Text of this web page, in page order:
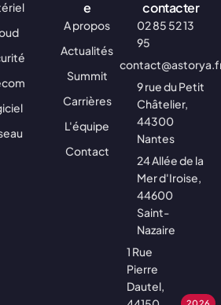
e
A propos
Actualités
Summit
Carrières
L'équipe
Contact
contacter
02 85 52 13
95
9 rue du Petit
Châtelier,
44300
Nantes
24 Allée de la
Mer d'Iroise,
44600
Saint-
Nazaire
1 Rue
Pierre
Dautel,